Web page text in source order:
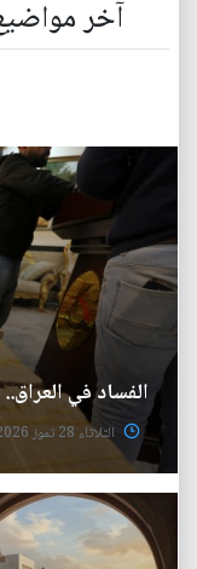
آخر
الفساد في
الثلاثاء 28 تموز 2026